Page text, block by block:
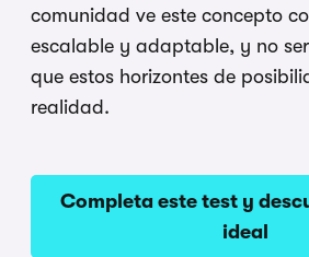
comunidad ve este concepto
escalable y adaptable, y no
que estos horizontes de
realidad.
Completa este test y
ideal